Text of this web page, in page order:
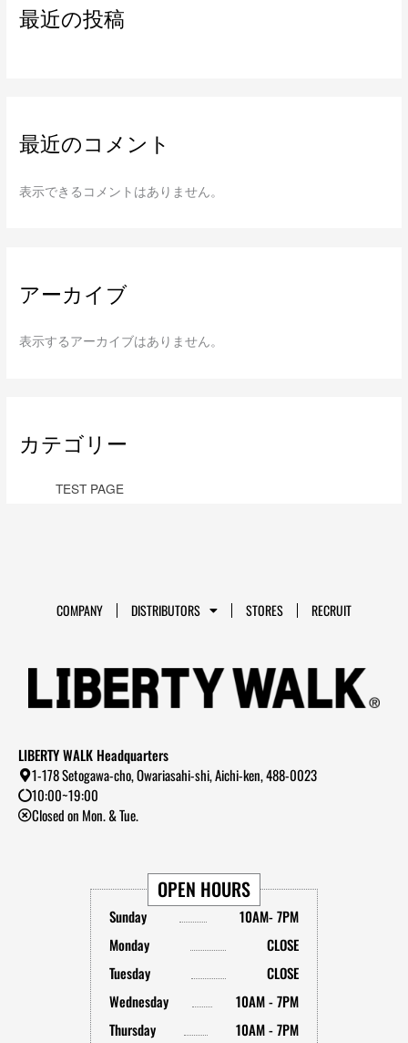
最近の投稿
最近のコメント
表示できるコメントはありません。
アーカイブ
表示するアーカイブはありません。
カテゴリー
TEST PAGE
COMPANY DISTRIBUTORS STORES RECRUIT
LIBERTY WALK Headquarters
1-178 Setogawa-cho, Owariasahi-shi, Aichi-ken, 488-0023
10:00~19:00
Closed on Mon. & Tue.
OPEN HOURS
Sunday
10AM- 7PM
Monday
CLOSE
Tuesday
CLOSE
Wednesday
10AM - 7PM
Thursday
10AM - 7PM